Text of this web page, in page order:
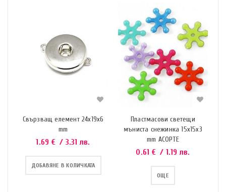
Свързващ елемент 24х19х6
mm
1.69 € / 3.31 лв.
ДОБАВЯНЕ В КОЛИЧКАТА
Пластмасови светещи
мъниста снежинка 15x15x3
mm АСОРТЕ
0.61 € / 1.19 лв.
ОЩЕ